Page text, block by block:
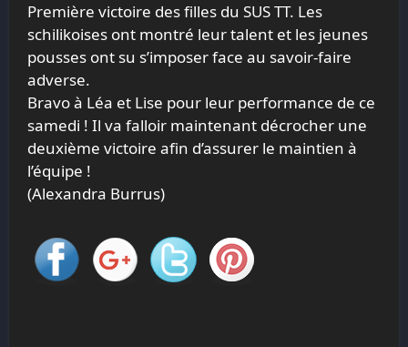
Première victoire des filles du SUS TT. Les
schilikoises ont montré leur talent et les jeunes
pousses ont su s’imposer face au savoir-faire
adverse.
Bravo à Léa et Lise pour leur performance de ce
samedi ! Il va falloir maintenant décrocher une
deuxième victoire afin d’assurer le maintien à
l’équipe !
(Alexandra Burrus)